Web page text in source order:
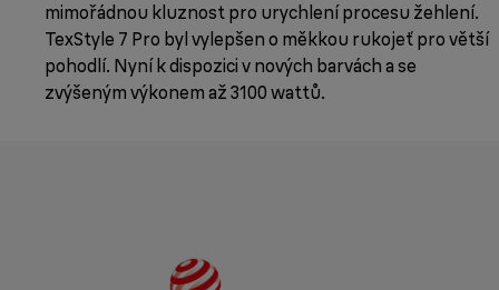
mimořádnou kluznost pro urychlení procesu žehlení.
TexStyle 7 Pro byl vylepšen o měkkou rukojeť pro větší
pohodlí. Nyní k dispozici v nových barvách a se
zvýšeným výkonem až 3100 wattů.